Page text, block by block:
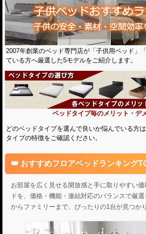
2007年創業のベッド専門店が「子供用ベッド」
ている方へ厳選した5モデルをご紹介します。
ベッドタイプ毎のメリット・デ
どのベッドタイプを選んで良いか悩んでいる方
タイプの特徴をご確認ください。
おすすめフロアベッドランキング
お部屋を広く見せる開放感と手に取りやすい
ドを、価格・機能・連結対応のバランスで厳
からファミリーまで、ぴったりの1台が見つか